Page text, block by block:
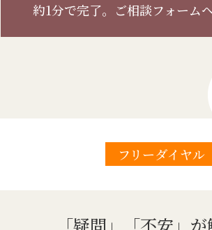
約1分で完了。 ご相談フォーム
フリーダイヤル
「疑問」「不安」が